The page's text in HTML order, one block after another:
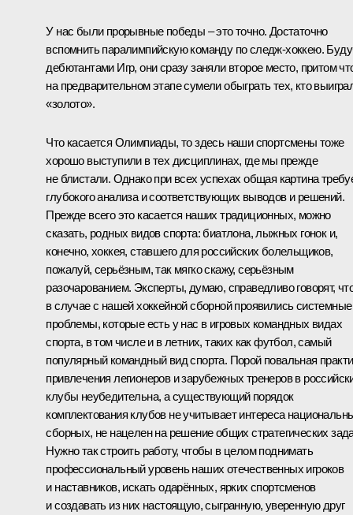
У нас были прорывные победы – это точно. Достаточно
вспомнить паралимпийскую команду по следж-хоккею.
дебютантами Игр, они сразу заняли второе место, притом
на предварительном этапе сумели обыграть тех, кто
«золото».
Что касается Олимпиады, то здесь наши спортсмены тоже
хорошо выступили в тех дисциплинах, где мы прежде
не блистали. Однако при всех успехах общая картина
глубокого анализа и соответствующих выводов и решений.
Прежде всего это касается наших традиционных, можно
сказать, родных видов спорта: биатлона, лыжных гонок и,
конечно, хоккея, ставшего для российских болельщиков,
пожалуй, серьёзным, так мягко скажу, серьёзным
разочарованием. Эксперты, думаю, справедливо говорят,
в случае с нашей хоккейной сборной проявились системные
проблемы, которые есть у нас в игровых командных видах
спорта, в том числе и в летних, таких как футбол, самый
популярный командный вид спорта. Порой повальная
привлечения легионеров и зарубежных тренеров в
клубы неубедительна, а существующий порядок
комплектования клубов не учитывает интереса
сборных, не нацелен на решение общих стратегических
Нужно так строить работу, чтобы в целом поднимать
профессиональный уровень наших отечественных игроков
и наставников, искать одарённых, ярких спортсменов
и создавать из них настоящую, сыгранную, уверенную друг